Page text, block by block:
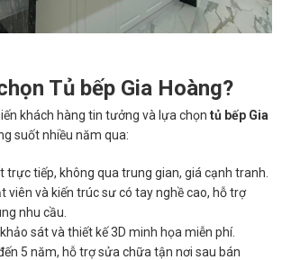
Tủ bếp Gia Hoàng?
khách hàng tin tưởng và lựa chọntủ bếp Gia
suốt nhiều năm qua:
trực tiếp, không qua trung gian, giá cạnh tranh.
viên và kiến trúc sư có tay nghề cao, hỗ trợ
nhu cầu.
sát và thiết kế 3D minh họa miễn phí.
5 năm, hỗ trợ sửa chữa tận nơi sau bán